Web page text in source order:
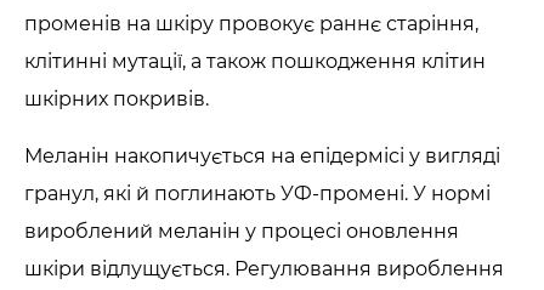
променів на шкіру провокує раннє старіння,
клітинні мутації, а також пошкодження клітин
шкірних покривів.
Меланін накопичується на епідермісі у вигляді
гранул, які й поглинають УФ-промені. У нормі
вироблений меланін у процесі оновлення
шкіри відлущується. Регулювання вироблення